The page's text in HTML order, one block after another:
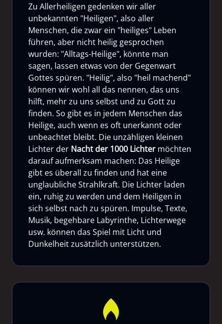
Zu Allerheiligen gedenken wir aller
unbekannten "Heiligen", also aller
Menschen, die zwar ein "heiliges" Leben
führen, aber nicht heilig gesprochen
wurden: "Alltags-Heilige", könnte man
sagen, lassen etwas von der Gegenwart
Gottes spüren. "Heilig", also "heil machend"
können wir wohl all das nennen, das uns
hilft, mehr zu uns selbst und zu Gott zu
finden. So gibt es in jedem Menschen das
Heilige, auch wenn es oft unerkannt oder
unbeachtet bleibt. Die unzähligen kleinen
Lichter der Nacht der 1000 Lichter möchten
darauf aufmerksam machen: Das Heilige
gibt es überall zu finden und hat eine
unglaubliche Strahlkraft. Die Lichter laden
ein, ruhig zu werden und dem Heiligen in
sich selbst nach zu spüren. Impulse, Texte,
Musik, begehbare Labyrinthe, Lichterwege
usw. können das Spiel mit Licht und
Dunkelheit zusätzlich unterstützen.